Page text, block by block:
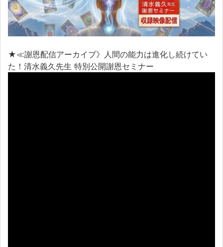
★≪謝恩配信アーカイブ》人間の能力は進化し続けてい
た！清水義久先生 特別公開謝恩セミナー